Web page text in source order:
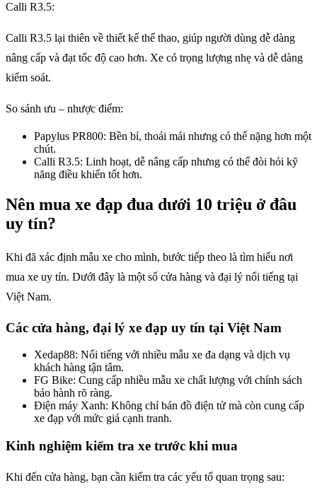
Calli R3.5:
Calli R3.5 lại thiên về thiết kế thể thao, giúp người dùng dễ dàng
nâng cấp và đạt tốc độ cao hơn. Xe có trọng lượng nhẹ và dễ dàng
kiểm soát.
So sánh ưu – nhược điểm:
Papylus PR800: Bền bỉ, thoải mái nhưng có thể nặng hơn một
chút.
Calli R3.5: Linh hoạt, dễ nâng cấp nhưng có thể đòi hỏi kỹ
năng điều khiển tốt hơn.
Nên mua xe đạp đua dưới 10 triệu ở đâu
uy tín?
Khi đã xác định mẫu xe cho mình, bước tiếp theo là tìm hiểu nơi
mua xe uy tín. Dưới đây là một số cửa hàng và đại lý nổi tiếng tại
Việt Nam.
Các cửa hàng, đại lý xe đạp uy tín tại Việt Nam
Xedap88: Nổi tiếng với nhiều mẫu xe đa dạng và dịch vụ
khách hàng tận tâm.
FG Bike: Cung cấp nhiều mẫu xe chất lượng với chính sách
bảo hành rõ ràng.
Điện máy Xanh: Không chỉ bán đồ điện tử mà còn cung cấp
xe đạp với mức giá cạnh tranh.
Kinh nghiệm kiểm tra xe trước khi mua
Khi đến cửa hàng, bạn cần kiểm tra các yếu tố quan trọng sau: